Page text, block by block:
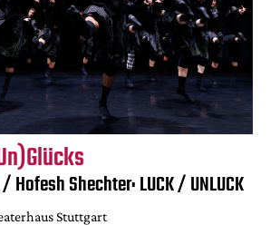
Hofesh Shechter: LUCK / UNLUCK
Stuttgart